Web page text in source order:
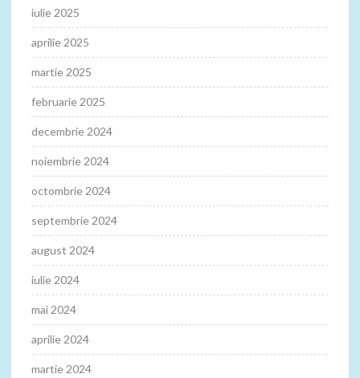
iulie 2025
aprilie 2025
martie 2025
februarie 2025
decembrie 2024
noiembrie 2024
octombrie 2024
septembrie 2024
august 2024
iulie 2024
mai 2024
aprilie 2024
martie 2024